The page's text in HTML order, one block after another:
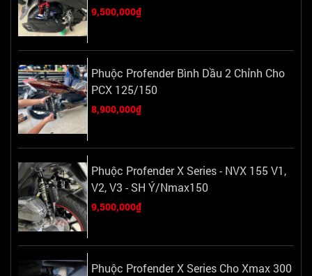
9,500,000₫
Phuộc Profender Bình Dầu 2 Chỉnh Cho
PCX 125/150
8,900,000₫
Phuộc Profender X Series - NVX 155 V1,
V2, V3 - SH Ý/Nmax150
9,500,000₫
Phuộc Profender X Series Cho Xmax 300